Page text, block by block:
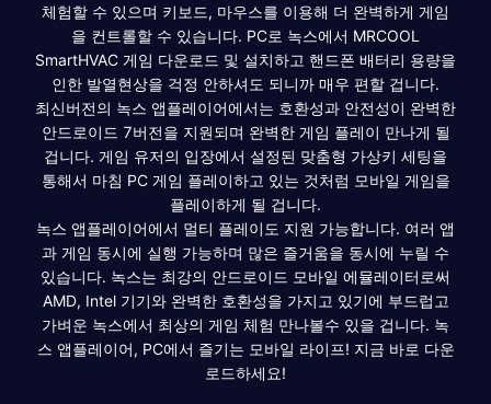
체험할 수 있으며 키보드, 마우스를 이용해 더 완벽하게 게임
을 컨트롤할 수 있습니다. PC로 녹스에서 MRCOOL
SmartHVAC 게임 다운로드 및 설치하고 핸드폰 배터리 용량을
인한 발열현상을 걱정 안하셔도 되니까 매우 편할 겁니다.
최신버전의 녹스 앱플레이어에서는 호환성과 안전성이 완벽한
안드로이드 7버전을 지원되며 완벽한 게임 플레이 만나게 될
겁니다. 게임 유저의 입장에서 설정된 맞춤형 가상키 세팅을
통해서 마침 PC 게임 플레이하고 있는 것처럼 모바일 게임을
플레이하게 될 겁니다.
녹스 앱플레이어에서 멀티 플레이도 지원 가능합니다. 여러 앱
과 게임 동시에 실행 가능하며 많은 즐거움을 동시에 누릴 수
있습니다. 녹스는 최강의 안드로이드 모바일 에뮬레이터로써
AMD, Intel 기기와 완벽한 호환성을 가지고 있기에 부드럽고
가벼운 녹스에서 최상의 게임 체험 만나볼수 있을 겁니다. 녹
스 앱플레이어, PC에서 즐기는 모바일 라이프! 지금 바로 다운
로드하세요!